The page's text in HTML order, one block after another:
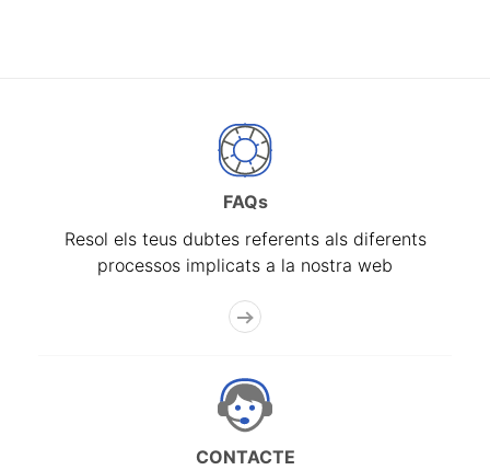
FAQs
Resol els teus dubtes referents als diferents
processos implicats a la nostra web
CONTACTE